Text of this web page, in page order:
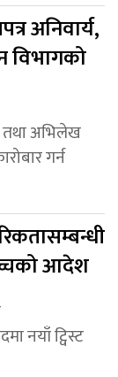
अनिवार्य,
विभागको
तथा अभिलेख
गर्न
आदेश
नयाँ ट्विस्ट